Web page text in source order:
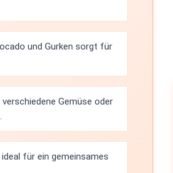
und Gurken sorgt für
Gemüse oder
für ein gemeinsames